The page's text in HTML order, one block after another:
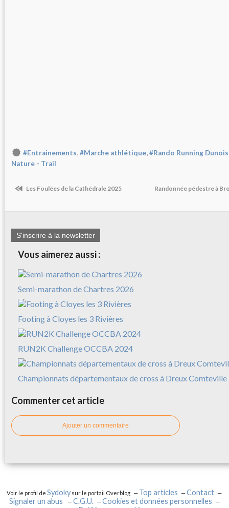
#Entrainements,#Marche athlétique,#Rando Running Dunois
Nature - Trail
Les Foulées de la Cathédrale 2025 Randonnée pédestre à
S'inscrire à la newsletter
Vous aimerez aussi :
Semi-marathon de Chartres 2026
Footing à Cloyes les 3 Rivières
RUN2K Challenge OCCBA 2024
Championnats départementaux de cross à Dreux Comteville
Commenter cet article
Ajouter un commentaire
Voir le profil deSydokysur le portail Overblog Top articles
Contact
Signaler un abus
C.G.U.
Cookies et données personnelles